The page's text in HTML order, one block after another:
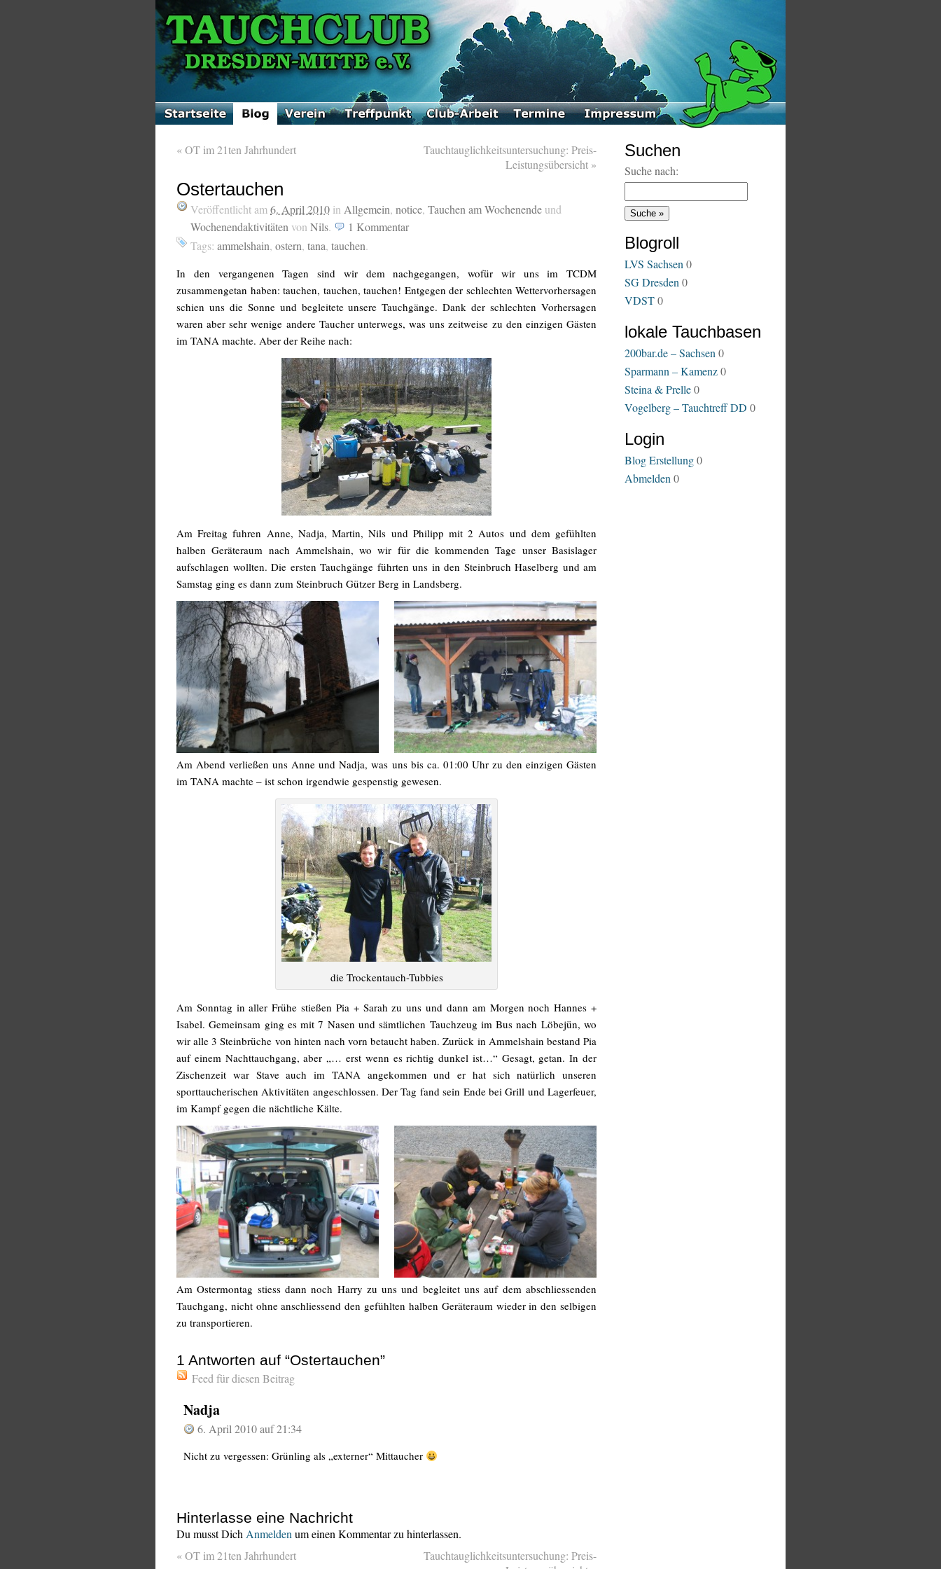
«OT im 21ten Jahrhundert
Tauchtauglichkeitsuntersuchung: Preis-
Leistungsübersicht »
Ostertauchen
Veröffentlicht am 6. April 2010 in Allgemein, notice, Tauchen am Wochenende und
Wochenendaktivitäten von Nils. 1 Kommentar
Tags: ammelshain, ostern, tana, tauchen.
In den vergangenen Tagen sind wir dem nachgegangen, wofür wir uns im TCDM
zusammengetan haben: tauchen, tauchen, tauchen! Entgegen der schlechten Wettervorhersagen
schien uns die Sonne und begleitete unsere Tauchgänge. Dank der schlechten Vorhersagen
waren aber sehr wenige andere Taucher unterwegs, was uns zeitweise zu den einzigen Gästen
im TANA machte. Aber der Reihe nach:
Am Freitag fuhren Anne, Nadja, Martin, Nils und Philipp mit 2 Autos und dem gefühlten
halben Geräteraum nach Ammelshain, wo wir für die kommenden Tage unser Basislager
aufschlagen wollten. Die ersten Tauchgänge führten uns in den Steinbruch Haselberg und am
Samstag ging es dann zum Steinbruch Gützer Berg in Landsberg.
Am Abend verließen uns Anne und Nadja, was uns bis ca. 01:00 Uhr zu den einzigen Gästen
im TANA machte – ist schon irgendwie gespenstig gewesen.
die Trockentauch-Tubbies
Am Sonntag in aller Frühe stießen Pia + Sarah zu uns und dann am Morgen noch Hannes +
Isabel. Gemeinsam ging es mit 7 Nasen und sämtlichen Tauchzeug im Bus nach Löbejün, wo
wir alle 3 Steinbrüche von hinten nach vorn betaucht haben. Zurück in Ammelshain bestand Pia
auf einem Nachttauchgang, aber „… erst wenn es richtig dunkel ist…“ Gesagt, getan. In der
Zischenzeit war Stave auch im TANA angekommen und er hat sich natürlich unseren
sporttaucherischen Aktivitäten angeschlossen. Der Tag fand sein Ende bei Grill und Lagerfeuer,
im Kampf gegen die nächtliche Kälte.
Am Ostermontag stiess dann noch Harry zu uns und begleitet uns auf dem abschliessenden
Tauchgang, nicht ohne anschliessend den gefühlten halben Geräteraum wieder in den selbigen
zu transportieren.
1 Antworten auf “Ostertauchen”
Feed für diesen Beitrag
Nadja
6. April 2010 auf 21:34
Nicht zu vergessen: Grünling als „externer“ Mittaucher
Hinterlasse eine Nachricht
Du musst Dich Anmelden um einen Kommentar zu hinterlassen.
«OT im 21ten Jahrhundert
Tauchtauglichkeitsuntersuchung: Preis-
Suchen
Suche nach:
Blogroll
LVS Sachsen 0
SG Dresden 0
VDST0
lokale Tauchbasen
200bar.de – Sachsen 0
Sparmann – Kamenz0
Steina & Prelle0
Vogelberg – Tauchtreff DD 0
Login
Blog Erstellung0
Abmelden 0